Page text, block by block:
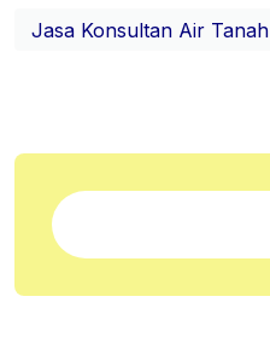
Jasa Konsultan Air Tanah